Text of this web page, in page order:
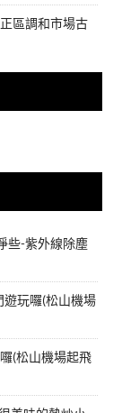
區調和市場古
些-紫外線除塵
遊玩囉(松山機場
(松山機場起飛